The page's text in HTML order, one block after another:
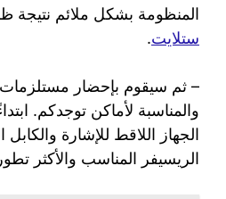
المنظومة بشكل ملائم
ستلايت.
– ثم سيقوم بإحضار مستلزمات
والمناسبة لأماكن توجدكم.
الجهاز اللاقط للإشارة والكابل
الريسيفر المناسب والأكثر